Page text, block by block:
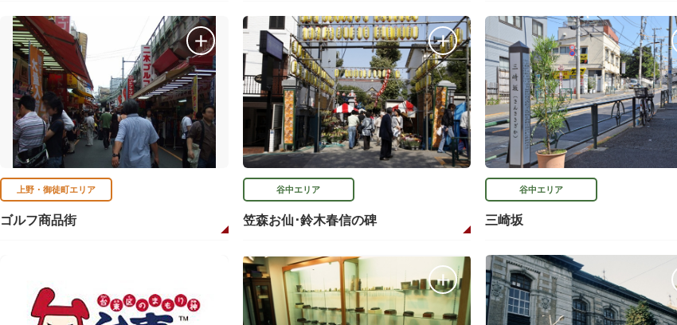
上野・御徒町エリア
ゴルフ商品街
谷中エリア
笠森お仙･鈴木春信の碑
谷中エリア
三崎坂